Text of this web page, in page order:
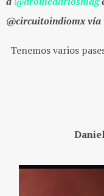
@circuitoindiomx vía
Tenemos varios